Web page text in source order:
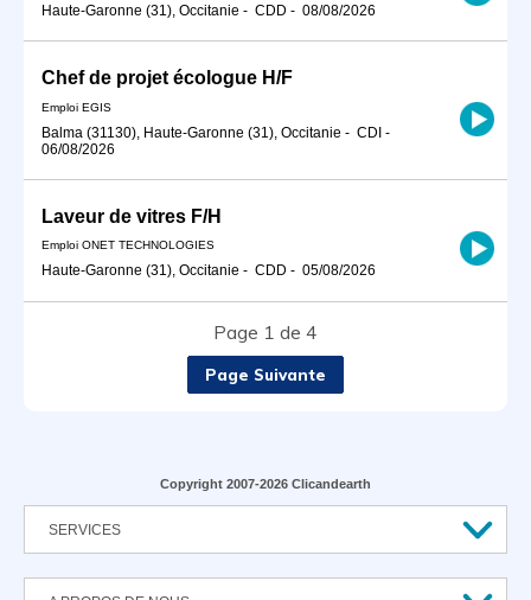
Haute-Garonne (31), Occitanie - CDD - 08/08/2026
Chef de projet écologue H/F
Emploi EGIS
Balma (31130), Haute-Garonne (31), Occitanie - CDI -
06/08/2026
Laveur de vitres F/H
Emploi ONET TECHNOLOGIES
Haute-Garonne (31), Occitanie - CDD - 05/08/2026
Page 1 de 4
Page Suivante
Copyright 2007-2026 Clicandearth
SERVICES